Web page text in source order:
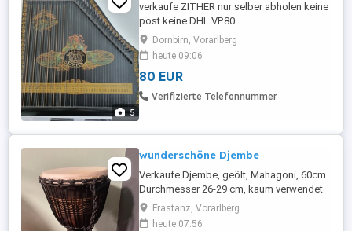
5
verkaufe ZITHER nur selber abholen keine
post keine DHL VP.80
Dornbirn, Vorarlberg
heute 09:06
80 EUR
Verifizierte Telefonnummer
wunderschöne Djembe
Verkaufe Djembe, geölt, Mahagoni, 60cm
Durchmesser 26-29 cm, kaum verwendet
Selbstabholung in Frastanz
Frastanz, Vorarlberg
heute 07:56